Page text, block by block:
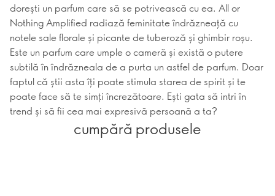
dorești un parfum care să se potrivească cu ea. All or
Nothing Amplified radiază feminitate îndrăzneață cu
notele sale florale și picante de tuberoză și ghimbir roșu.
Este un parfum care umple o cameră și există o putere
subtilă în îndrăzneala de a purta un astfel de parfum. Doar
faptul că știi asta îți poate stimula starea de spirit și te
poate face să te simți încrezătoare. Ești gata să intri în
trend și să fii cea mai expresivă persoană a ta?
cumpără produsele